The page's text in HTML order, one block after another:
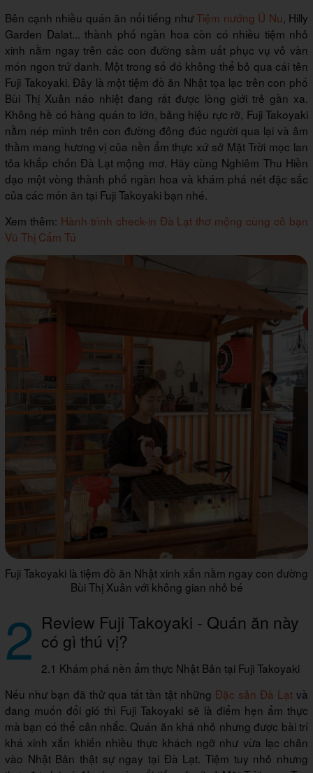
Bên cạnh nhiều quán ăn nổi tiếng nhưTiệm nướng Ú Nu, Hilly
Garden Dalat... thành phố ngàn hoa còn có nhiều tiệm nhỏ
xinh nằm ngay trên các con đường sầm uất phục vụ vô vàn
món ngon trứ danh. Một trong số đó không thể bỏ qua cái tên
Fuji Takoyaki. Đây là một tiệm đồ ăn Nhật tọa lạc trên con phố
Bùi Thị Xuân náo nhiệt đang rất được lòng giới trẻ gần xa.
Không hề có hàng quán to lớn, bảng hiệu rực rỡ, Fuji Takoyaki
nằm nép mình trên con đường đông đúc người qua lại và âm
thầm mang hương vị của nền ẩm thực xứ sở Mặt Trời mọc lan
tỏa khắp chốn Đà Lạt mộng mơ. Hãy cùng Nghiêm Thu Hiền
dạo một vòng thành phố ngàn hoa và khám phá nét đặc sắc
của các món ăn tại Fuji Takoyaki bạn nhé.
Xem thêm: Hành trình check-in Đà Lạt thơ mộng cùng cô bạn
Vũ Thị Cẩm Tú
Fuji Takoyaki là tiệm đồ ăn Nhật xinh xắn nằm ngay con đường
Bùi Thị Xuân với không gian nhỏ bé
2 Review Fuji Takoyaki - Quán ăn này
có gì thú vị?
2.1 Khám phá nền ẩm thực Nhật Bản tại Fuji Takoyaki
Nếu như bạn đã thử qua tất tần tật những Đặc sản Đà Lạt và
đang muốn đổi gió thì Fuji Takoyaki sẽ là điểm hẹn ẩm thực
mà bạn có thể cân nhắc. Quán ăn khá nhỏ nhưng được bài trí
khá xinh xắn khiến nhiều thực khách ngỡ như vừa lạc chân
vào Nhật Bản thật sự ngay tại Đà Lạt. Tiệm tuy nhỏ nhưng